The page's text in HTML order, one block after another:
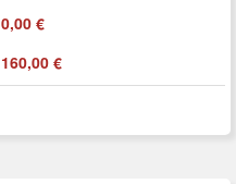
0,00 €
160,00 €